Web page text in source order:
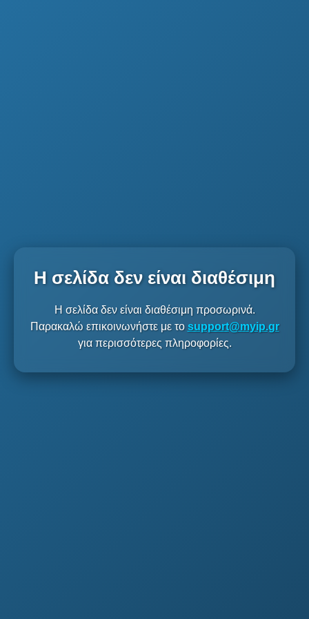
Η σελίδα δεν είναι διαθέσιμη
Η σελίδα δεν είναι διαθέσιμη προσωρινά.
Παρακαλώ επικοινωνήστε με το support@myip.gr
για περισσότερες πληροφορίες.